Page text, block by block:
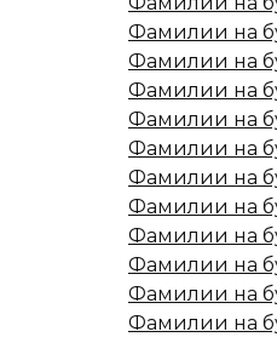
Фамилии на
Фамилии на
Фамилии на
Фамилии на
Фамилии на
Фамилии на
Фамилии на
Фамилии на
Фамилии на
Фамилии на
Фамилии на